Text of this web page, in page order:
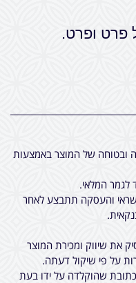
פרט ופרט.
ובטוחה של המוצר באמצעות
לגמר המלאי.
והעסקה תתבצע לאחר
את שיווק ומכירת המוצר
על פי שיקול דעתה.
שהוקלדה על ידו בעת